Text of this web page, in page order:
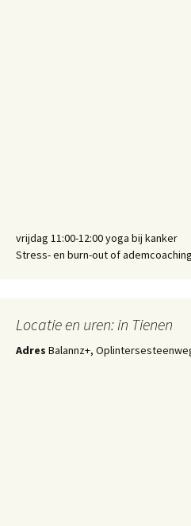
vrijdag 11:00-12:00 yoga bij kanker
Stress- en burn-out of
Locatie en uren: in Tienen
Adres Balannz+,